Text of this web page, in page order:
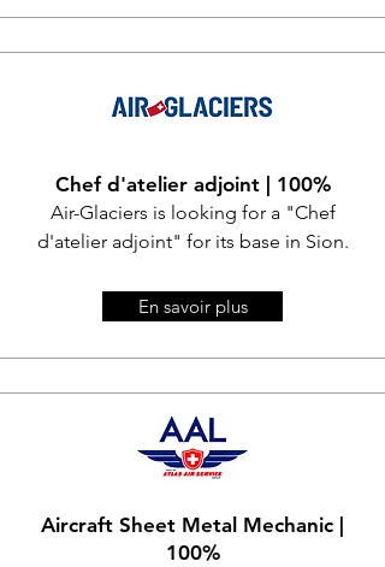
Chef d'atelier adjoint | 100%
Air-Glaciers is looking for a "Chef
d'atelier adjoint" for its base in Sion.
En savoir plus
Aircraft Sheet Metal Mechanic |
100%